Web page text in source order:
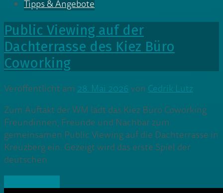
Tipps & Angebote
Public Viewing auf der
Dachterrasse des Kiez Büro
Coworking
Veröffentlicht am 28. Mai 2026 von Cedrik Lutz
Zum Auftakt der WM lädt das Kiez Büro Coworking
Freundinnen, Freunde und Nachbar zum
gemeinsamen Public Viewing auf die Dachterrasse in
Kreuzberg ein. Gezeigt wird das erste Spiel der
deutschen